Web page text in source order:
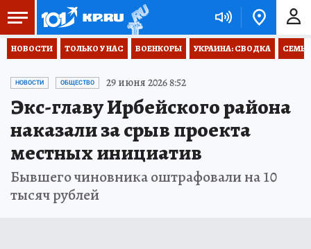
НОВОСТИ ТОЛЬКО У НАС ВОЕНКОРЫ УКРАИНА: СВОДКА
НОВОСТИ ОБЩЕСТВО 29 июня 2026 8:52
Экс-главу Ирбейского района
наказали за срыв проекта
местных инициатив
Бывшего чиновника оштрафовали на 10
тысяч рублей